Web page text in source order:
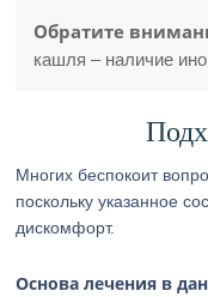
Обратите
кашля – наличие
Многих беспокоит
поскольку указанное
дискомфорт.
Основа лечения в